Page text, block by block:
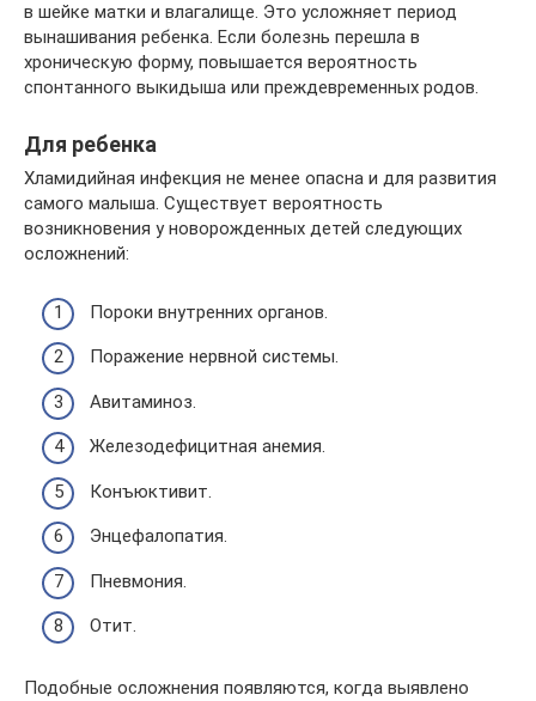
в шейке матки и влагалище. Это усложняет период
вынашивания ребенка. Если болезнь перешла в
хроническую форму, повышается вероятность
спонтанного выкидыша или преждевременных родов.
Для ребенка
Хламидийная инфекция не менее опасна и для развития
самого малыша. Существует вероятность
возникновения у новорожденных детей следующих
осложнений:
Пороки внутренних органов.
Поражение нервной системы.
Авитаминоз.
Железодефицитная анемия.
Конъюктивит.
Энцефалопатия.
Пневмония.
Отит.
Подобные осложнения появляются, когда выявлено